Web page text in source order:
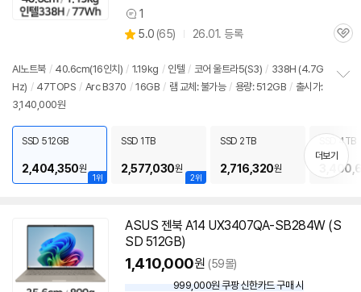
우
할
인
상
품
견
1
별
5.0 (상
리
뷰
65) 26.01. 등록
관
AI노트북 / 40.6cm(16인치) / 1.19kg / 인텔 / 코어 울트라5(S3) / 338H (4.7G
Hz) / 47TOPS / Arc B370 / 16GB / 램 교체: 불가능 / 용량: 512GB / 출시가:
3,140,000원
치
기
1위
SSD 512GB
2,404,350원
2위
SSD 1TB
2,577,030원
SSD 2TB
2,716,320원
SSD 4TB
더보기
ASUS 젠북 A14 UX3407QA-SB284W (S
SD 512GB)
1,410,000원 (59몰)
999,000원 쿠팡 신한카드 구매 시